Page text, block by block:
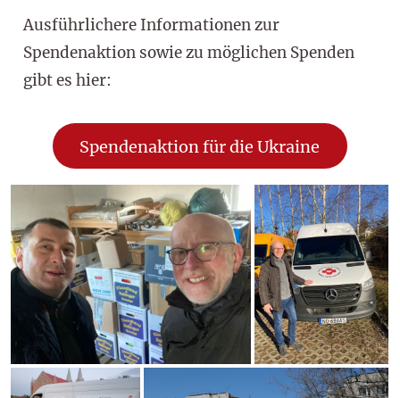
Ausführlichere Informationen zur
Spendenaktion sowie zu möglichen Spenden
gibt es hier:
Spendenaktion für die Ukraine